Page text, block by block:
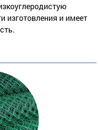
изготовления и имеет